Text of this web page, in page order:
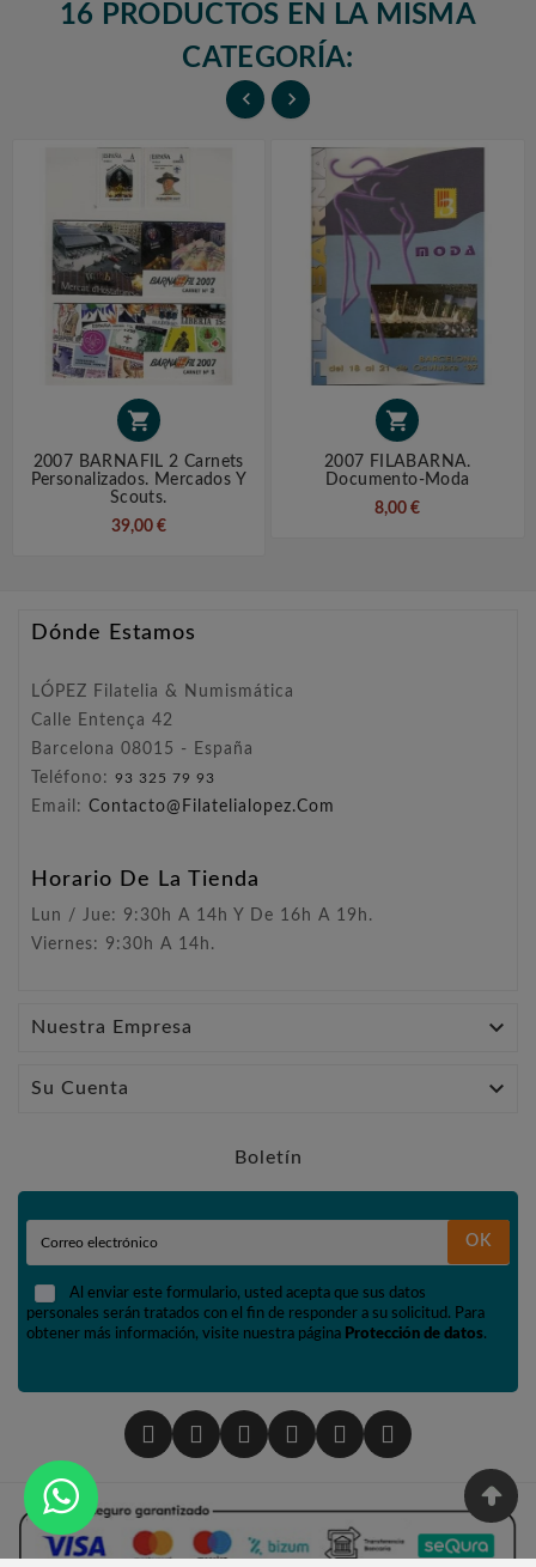
16 PRODUCTOS EN LA MISMA
CATEGORÍA:
 

2007 BARNAFIL 2 Carnets
Personalizados. Mercados Y
Scouts.
39,00 €

2007 FILABARNA.
Documento-Moda
8,00 €
Dónde Estamos
LÓPEZ Filatelia & Numismática
Calle Entença 42
Barcelona 08015 - España
Teléfono: 93 325 79 93
Email: Contacto@filatelialopez.com
Horario De La Tienda
Lun / Jue: 9:30h A 14h Y De 16h A 19h.
Viernes: 9:30h A 14h.
Nuestra Empresa 
Su Cuenta 
Boletín
OK
Al enviar este formulario, usted acepta que sus datos
personales serán tratados con el fin de responder a su solicitud. Para
obtener más información, visite nuestra página Protección de datos.